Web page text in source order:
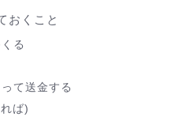
おくこと
る
て送金する
ば)